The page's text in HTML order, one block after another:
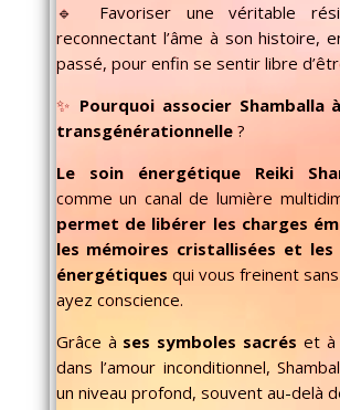
🔹 Favoriser une véritable
reconnectant l’âme à son histoire,
passé, pour enfin se sentir libre
✨ Pourquoi associer Shamballa
transgénérationnelle?
Le soin énergétique Reiki
comme un canal de lumière
permet de libérer les charges
les mémoires cristallisées et les
énergétiques qui vous freinent
ayez conscience.
Grâce à ses symboles sacrés et à
dans l’amour inconditionnel,
un niveau profond, souvent au-delà